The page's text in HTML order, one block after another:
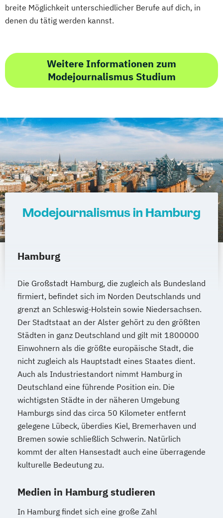
breite Möglichkeit unterschiedlicher Berufe auf dich, in
denen du tätig werden kannst.
Weitere Informationen zum
Modejournalismus Studium
Modejournalismus in Hamburg
Hamburg
Die Großstadt Hamburg, die zugleich als Bundesland
firmiert, befindet sich im Norden Deutschlands und
grenzt an Schleswig-Holstein sowie Niedersachsen.
Der Stadtstaat an der Alster gehört zu den größten
Städten in ganz Deutschland und gilt mit 1800000
Einwohnern als die größte europäische Stadt, die
nicht zugleich als Hauptstadt eines Staates dient.
Auch als Industriestandort nimmt Hamburg in
Deutschland eine führende Position ein. Die
wichtigsten Städte in der näheren Umgebung
Hamburgs sind das circa 50 Kilometer entfernt
gelegene Lübeck, überdies Kiel, Bremerhaven und
Bremen sowie schließlich Schwerin. Natürlich
kommt der alten Hansestadt auch eine überragende
kulturelle Bedeutung zu.
Medien in Hamburg studieren
In Hamburg findet sich eine große Zahl